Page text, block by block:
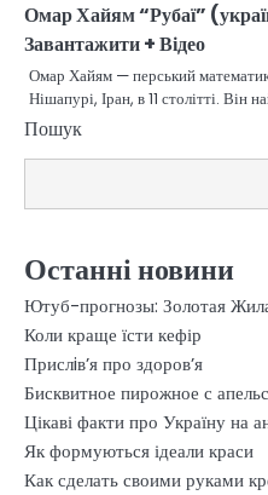
Омар Хайям “Рубаї”
Завантажити + Відео
Омар Хайям — перський
Нішапурі, Іран, в 11 столітті. Він
Пошук
Останні новини
Ютуб-прогнозы: Золотая
Коли краще їсти кефір
Прислiв’я про здоров’я
Бисквитное пирожное с
Цікаві факти про Україну на
Як формуються ідеали краси
Как сделать своими руками